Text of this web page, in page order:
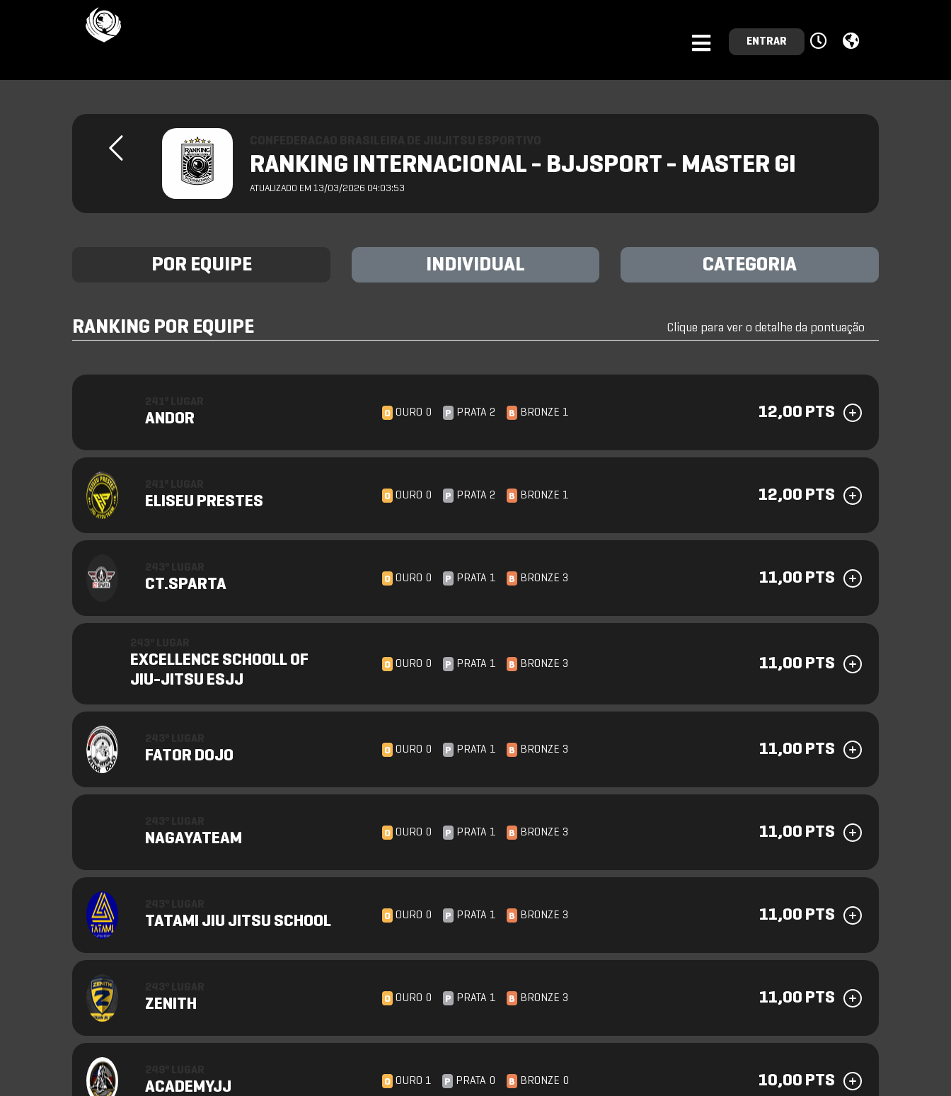
ENTRAR
RANKING INTERNACIONAL - BJJSPORT - MASTER GI
ATUALIZADO EM 13/03/2026 04:03:53
POR EQUIPE INDIVIDUAL CATEGORIA
RANKING POR EQUIPE Clique para ver o detalhe da pontuação
ANDOR O OURO 0 P PRATA 2 B BRONZE 1 12,00 PTS
ELISEU PRESTES O OURO 0 P PRATA 2 B BRONZE 1 12,00 PTS
CT.SPARTA O OURO 0 P PRATA 1 B BRONZE 3 11,00 PTS
EXCELLENCE SCHOOLL OF
JIU-JITSU ESJJ
O OURO 0 P PRATA 1 B BRONZE 3 11,00 PTS
FATOR DOJO O OURO 0 P PRATA 1 B BRONZE 3 11,00 PTS
NAGAYATEAM O OURO 0 P PRATA 1 B BRONZE 3 11,00 PTS
TATAMI JIU JITSU SCHOOL O OURO 0 P PRATA 1 B BRONZE 3 11,00 PTS
ZENITH O OURO 0 P PRATA 1 B BRONZE 3 11,00 PTS
ACADEMYJJ O OURO 1 P PRATA 0 B BRONZE 0 10,00 PTS